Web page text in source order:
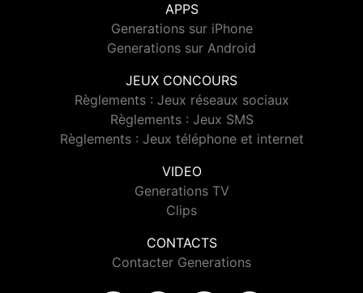
APPS
Generations sur iPhone
Generations sur Android
JEUX CONCOURS
Règlements : Jeux réseaux sociaux
Règlements : Jeux SMS
Règlements : Jeux téléphone et internet
VIDEO
Generations TV
Clips
CONTACTS
Contacter Generations